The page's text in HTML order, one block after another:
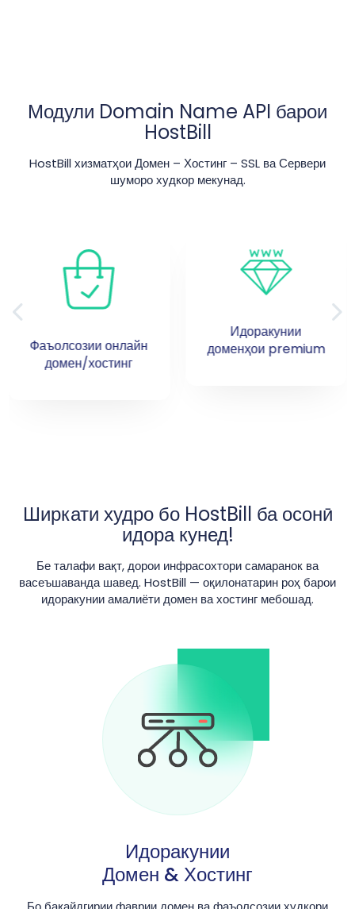
Модули Domain Name API барои
HostBill
HostBill хизматҳои Домен – Хостинг – SSL ва Сервери
шуморо худкор мекунад.
Фаъолсозии онлайн
домен/хостинг
Идоракунии
доменҳои premium
Ширкати худро бо HostBill ба осонӣ
идора кунед!
Бе талафи вақт, дорои инфрасохтори самаранок ва
васеъшаванда шавед. HostBill — оқилонатарин роҳ барои
идоракунии амалиёти домен ва хостинг мебошад.
Идоракунии
Домен & Хостинг